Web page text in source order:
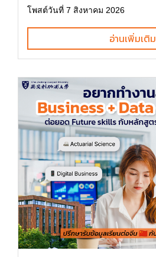
โพสต์วันที่ 7 สิงหาคม 2026
อ่านเพิ่มเติม